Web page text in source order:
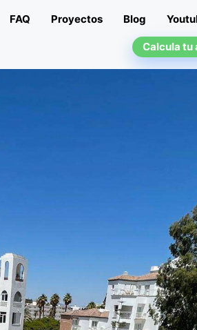
FAQ Proyectos Blog
Calcula tu